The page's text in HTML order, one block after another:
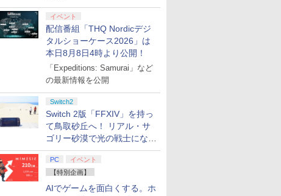
イベント
配信番組「THQ Nordicデジ
タルショーケース2026」は
本日8月8日4時より公開！
「Expeditions: Samurai」など
の最新情報を公開
Switch2
Switch 2版「FFXIV」を持っ
て鳥取砂丘へ！ リアル・サ
ゴリー砂漠で光の戦士になっ
てみた
PC
イベント
【特別企画】
AIでゲームを面白くする。ホ